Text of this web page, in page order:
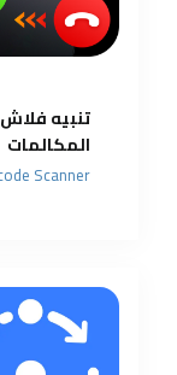
تنبيه فلاش
المكالمات
والرسائل